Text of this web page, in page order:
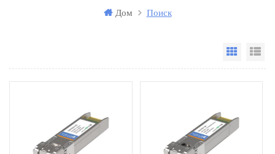
Дом Поиск
Grid